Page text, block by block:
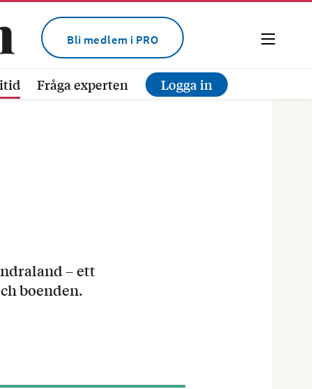
Bli medlem i PRO
Fråga experten Logga in
– ett
boenden.